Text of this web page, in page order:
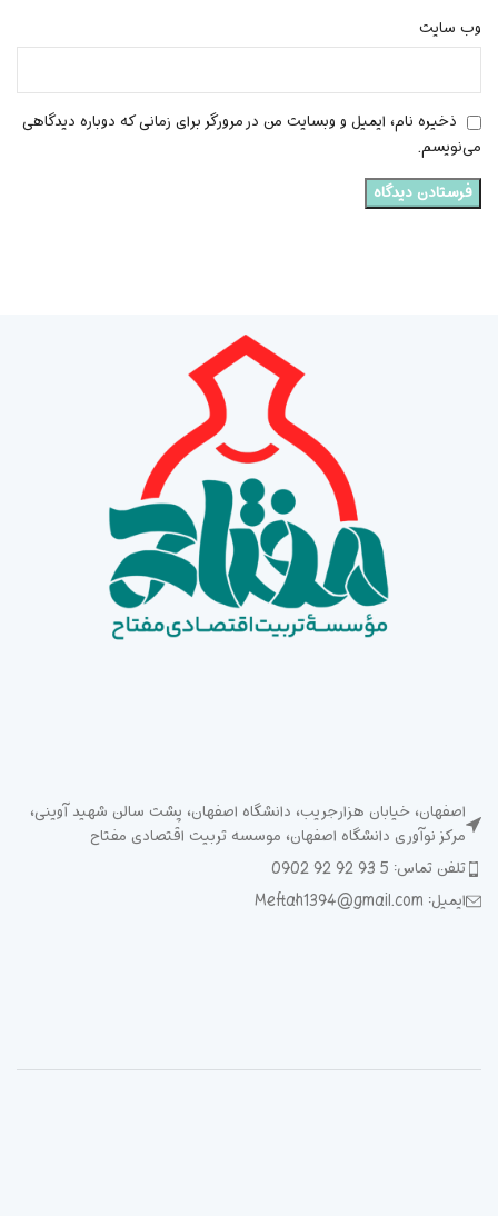
وب‌ سایت
ذخیره نام، ایمیل و وبسایت من در مرورگر برای زمانی که دوباره دیدگاهی
می‌نویسم.
اصفهان، خیابان هزارجریب، دانشگاه اصفهان، پشت سالن شهید آوینی،
مرکز نوآوری دانشگاه اصفهان، موسسه تربیت اقتصادی مفتاح
تلفن تماس: 5 93 92 92 0902
ایمیل: Meftah1394@gmail.com